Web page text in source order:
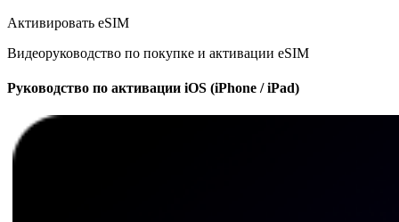
Активировать eSIM
Видеоруководство по покупке и активации eSIM
Руководство по активации iOS (iPhone / iPad)